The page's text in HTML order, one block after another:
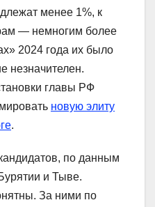
менее 1%, к
— немногим более
2024 года их было
незначителен.
главы РФ
новую элиту
.
по данным
и Тыве.
За ними по